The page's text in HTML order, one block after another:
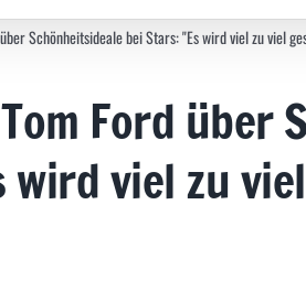
Schönheitsideale bei Stars: "Es wird viel zu viel
Ford über
wird viel zu